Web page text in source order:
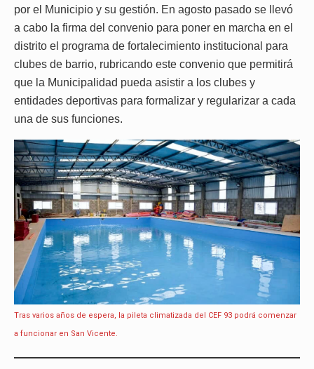
por el Municipio y su gestión. En agosto pasado se llevó
a cabo la firma del convenio para poner en marcha en el
distrito el programa de fortalecimiento institucional para
clubes de barrio, rubricando este convenio que permitirá
que la Municipalidad pueda asistir a los clubes y
entidades deportivas para formalizar y regularizar a cada
una de sus funciones.
Tras varios años de espera, la pileta climatizada del CEF 93 podrá comenzar
a funcionar en San Vicente.